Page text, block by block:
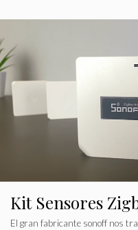
o
í
u
t
Kit Sensores
El gran fabricante sonoff nos